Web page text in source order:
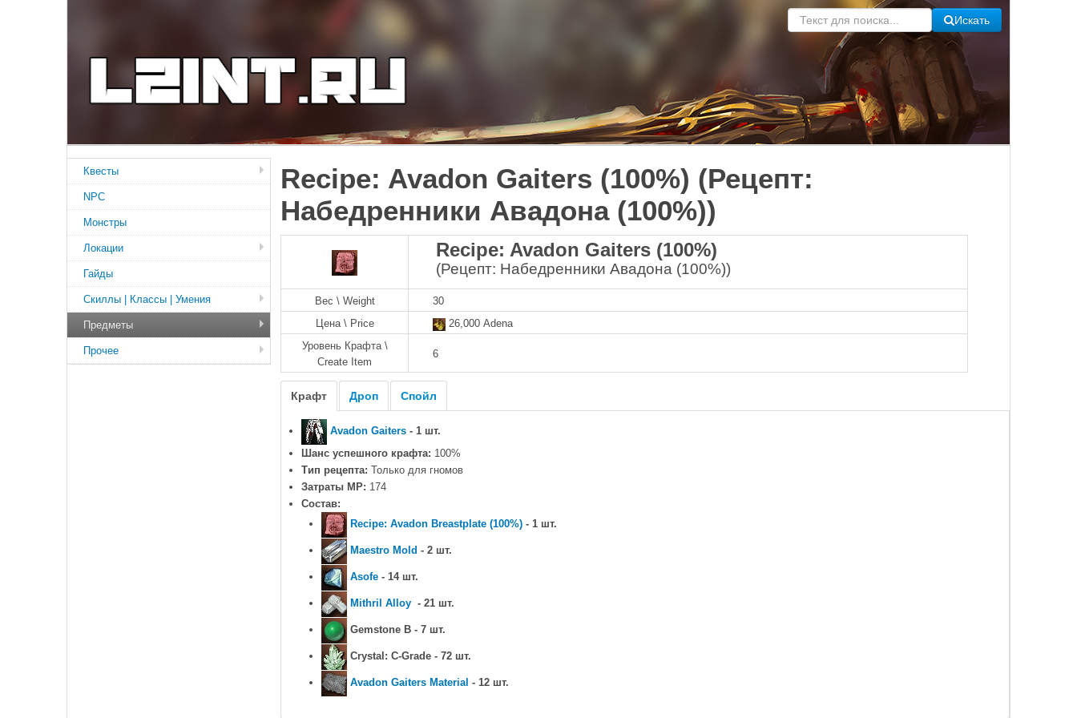
Искать
Recipe: Avadon Gaiters (100%) (Рецепт:
Набедренники Авадона (100%))
Recipe: Avadon Gaiters (100%)
(Рецепт: Набедренники Авадона (100%))
Вес \ Weight
30
Цена \ Price
26,000 Adena
Уровень Крафта \
Create Item
6
Крафт Дроп Спойл
Avadon Gaiters - 1 шт.
Шанс успешного крафта: 100%
Тип рецепта: Только для гномов
Затраты MP: 174
Состав:
Recipe: Avadon Breastplate (100%) - 1 шт.
Maestro Mold - 2 шт.
Asofe - 14 шт.
Mithril Alloy - 21 шт.
Gemstone B - 7 шт.
Crystal: C-Grade - 72 шт.
Avadon Gaiters Material - 12 шт.
Квесты
NPC
Монстры
Локации
Гайды
Скиллы | Классы | Умения
Предметы
Прочее